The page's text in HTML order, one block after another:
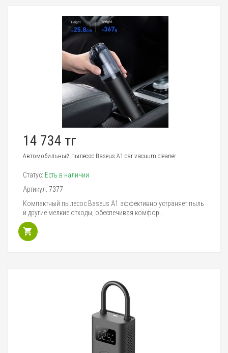
14 734 тг
Автомобильный пылесос Baseus A1 car vacuum cleaner
Статус: Есть в наличии
Артикул: 7377
Компактный пылесос Baseus A1 эффективно устраняет пыль
и другие мелкие отходы, обеспечивая комфор..